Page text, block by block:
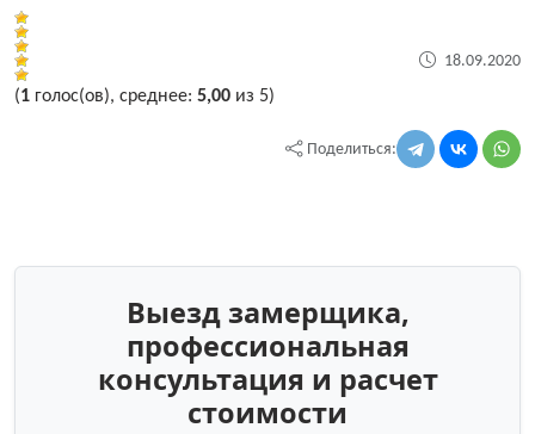
(1 голос(ов), среднее: 5,00 из 5)
18.09.2020
Поделиться:
Выезд замерщика,
профессиональная
консультация и расчет
стоимости